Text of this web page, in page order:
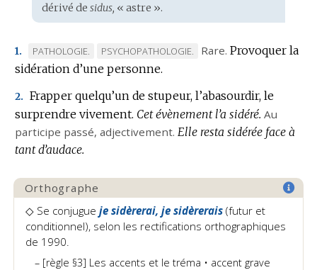
dérivé de sidus, « astre ».
1.
MARQUE
DE
:
PATHOLOGIE.
MARQUE
DE
:
PSYCHOPATHOLOGIE. Rare. Provoquer la
sidération d’une personne.
2. Frapper quelqu’un de stupeur, l’abasourdir, le
surprendre vivement. Cet évènement l’a sidéré. Au
participe passé, adjectivement. Elle resta sidérée face à
tant d’audace.
Orthographe
◇ Se conjugue je sidèrerai, je sidèrerais (futur et
conditionnel), selon les rectifications orthographiques
de 1990.
[règle §3] Les accents et le tréma • accent grave